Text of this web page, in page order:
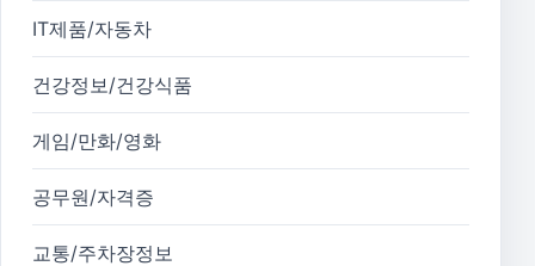
IT제품/자동차
건강정보/건강식품
게임/만화/영화
공무원/자격증
교통/주차장정보